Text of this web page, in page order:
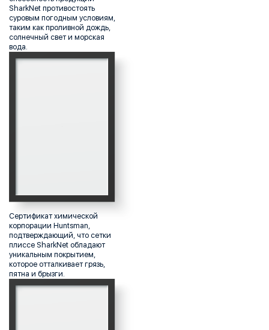
SharkNet противостоять
суровым погодным условиям,
таким как проливной дождь,
солнечный свет и морская
вода.
Сертификат химической
корпорации Huntsman,
подтверждающий, что сетки
плиссе SharkNet обладают
уникальным покрытием,
которое отталкивает грязь,
пятна и брызги.